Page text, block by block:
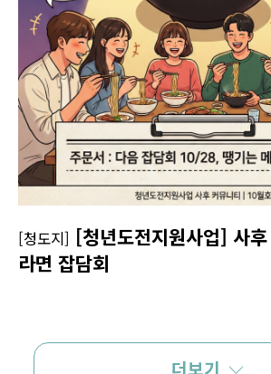
[청도지] [청년도전지원사업] 사
라면 잡담회
더보기